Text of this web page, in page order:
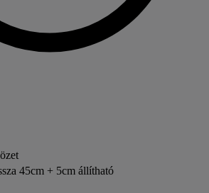
45cm + 5cm állítható